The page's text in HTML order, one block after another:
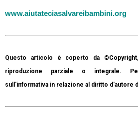
www.aiutateciasalvareibambini.org
Questo articolo è coperto da
riproduzione parziale o integrale.
sull'informativa in relazione al diritto d'autore